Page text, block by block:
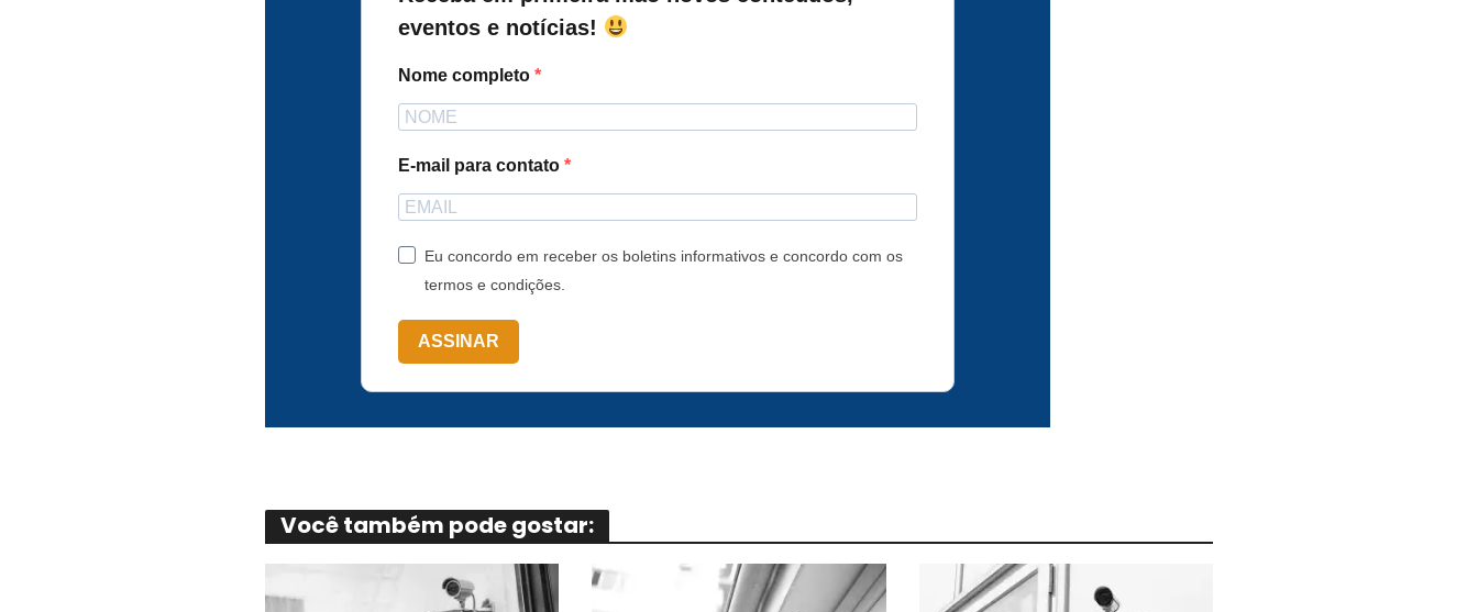
eventos e notícias!
Nome completo
E-mail para contato
Eu concordo em receber os boletins informativos e concordo com os
termos e condições.
ASSINAR
Você também pode gostar: